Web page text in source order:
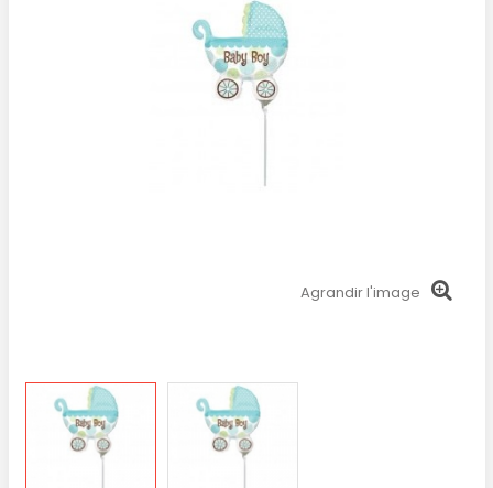
Agrandir l'image